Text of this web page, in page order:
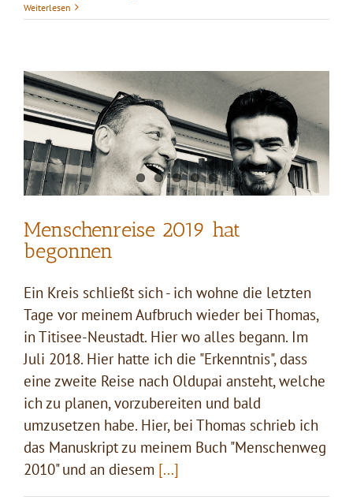
Tage
Weiterlesen
Menschenreise 2019 hat
begonnen
Ein Kreis schließt sich - ich wohne die letzten
Tage vor meinem Aufbruch wieder bei Thomas,
in Titisee-Neustadt. Hier wo alles begann. Im
Juli 2018. Hier hatte ich die "Erkenntnis", dass
eine zweite Reise nach Oldupai ansteht, welche
ich zu planen, vorzubereiten und bald
umzusetzen habe. Hier, bei Thomas schrieb ich
das Manuskript zu meinem Buch "Menschenweg
2010" und an diesem [...]